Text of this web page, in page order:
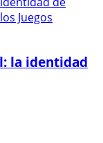
la identidad